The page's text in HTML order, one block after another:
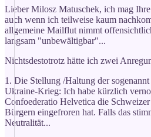
Lieber Milosz Matuschek, ich mag Ihre
auch wenn ich teilweise kaum
allgemeine Mailflut nimmt
langsam "unbewältigbar"...
Nichtsdestotrotz hätte ich zwei
1. Die Stellung /Haltung der
Ukraine-Krieg: Ich habe kürzlich
Confoederatio Helvetica die
Bürgern eingefroren hat. Falls das
Neutralität...